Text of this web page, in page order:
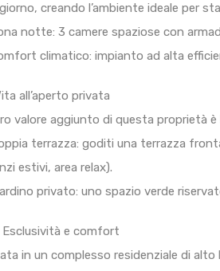
creando l’ambiente ideale per
notte: 3 camere spaziose con
climatico: impianto ad alta
all’aperto privata
valore aggiunto di questa proprietà è
terrazza: goditi una terrazza
estivi, area relax).
privato: uno spazio verde
e comfort
in un complesso residenziale di alto